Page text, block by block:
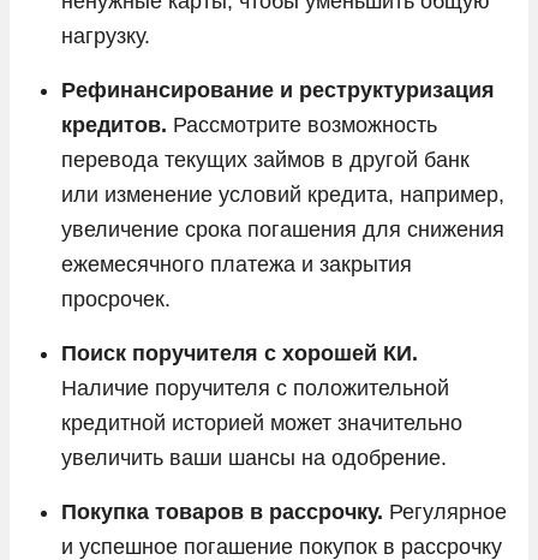
нагрузку.
Рефинансирование и реструктуризация
кредитов. Рассмотрите возможность
перевода текущих займов в другой банк
или изменение условий кредита, например,
увеличение срока погашения для снижения
ежемесячного платежа и закрытия
просрочек.
Поиск поручителя с хорошей КИ.
Наличие поручителя с положительной
кредитной историей может значительно
увеличить ваши шансы на одобрение.
Покупка товаров в рассрочку. Регулярное
и успешное погашение покупок в рассрочку